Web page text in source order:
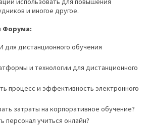
и многое другое.
Форума:
для дистанционного обучения
и технологии для дистанционного
процесс и эффективность электронного
затраты на корпоративное обучение?
персонал учиться онлайн?